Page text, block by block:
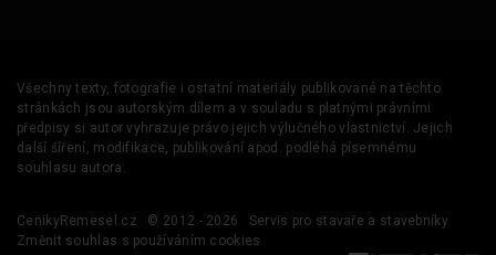
Všechny texty, fotografie i ostatní materiály publikované na těchto
stránkách jsou autorským dílem a v souladu s platnými právními
předpisy si autor vyhrazuje právo jejich výlučného vlastnictví. Jejich
další šíření, modifikace, publikování apod. podléhá písemnému
souhlasu autora.
CenikyRemesel.cz © 2012 - 2026
Servis pro stavaře a stavebníky
Změnit souhlas s používáním cookies